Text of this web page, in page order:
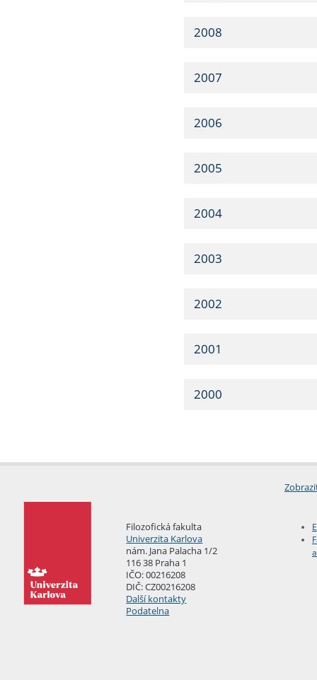
2008
2007
2006
2005
2004
2003
2002
2001
2000
Filozofická fakulta
Univerzita Karlova
nám. Jana Palacha 1/2
116 38 Praha 1
IČO: 00216208
DIČ: CZ00216208
Další kontakty
Podatelna